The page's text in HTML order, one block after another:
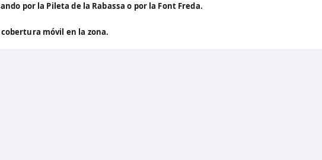
por la Pileta de la Rabassa o por la Font Freda.
móvil en la zona.